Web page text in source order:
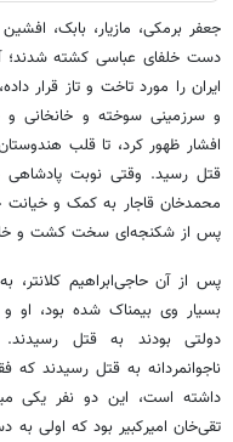
جعفر برمکی، مازیار، بابک،
دست خلفای عباسی کشته شدند؛
ایران را مورد تاخت ‌و تاز قرار
و سرزمینی سوخته و خانخانی و
افشار ظهور کرد، تا قلب
قتل رسید. وقتی نوبت پادشاهی
محمدخان قاجار به کمک و خیانت
پس از شکنجه‌ای سخت کشت و
پس از آن حاجی‌ابراهیم کلانتر،
بسیار وی بیمناک شده بود، او
دولتی بودند به قتل
ناجوانمردانه به قتل رسیدند که
داشته است، این دو نفر یکی
تقی‌خان امیرکبیر بود که اولی به